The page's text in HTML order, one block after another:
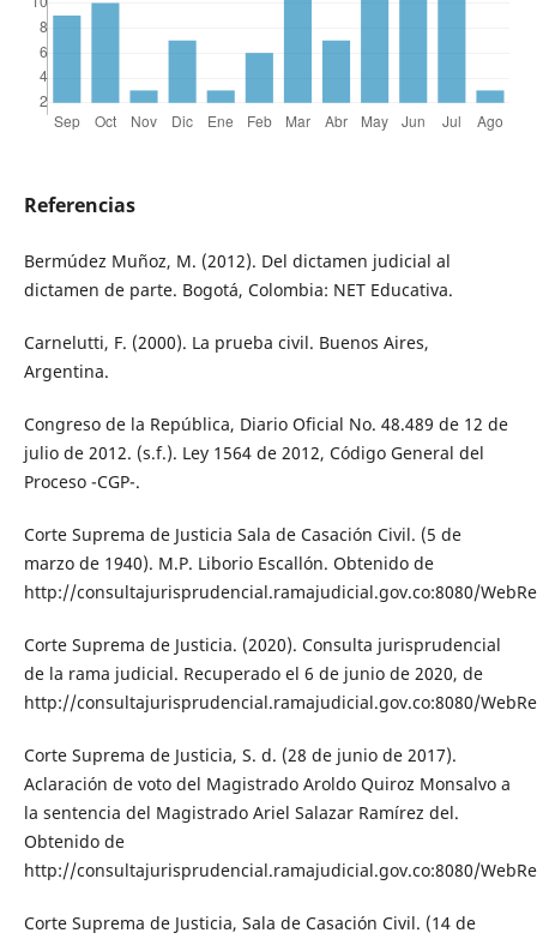
Referencias
Bermúdez Muñoz, M. (2012). Del dictamen judicial al
dictamen de parte. Bogotá, Colombia: NET Educativa.
Carnelutti, F. (2000). La prueba civil. Buenos Aires,
Argentina.
Congreso de la República, Diario Oficial No. 48.489 de 12 de
julio de 2012. (s.f.). Ley 1564 de 2012, Código General del
Proceso -CGP-.
Corte Suprema de Justicia Sala de Casación Civil. (5 de
marzo de 1940). M.P. Liborio Escallón. Obtenido de
http://consultajurisprudencial.ramajudicial.gov.co:8080/
Corte Suprema de Justicia. (2020). Consulta jurisprudencial
de la rama judicial. Recuperado el 6 de junio de 2020, de
http://consultajurisprudencial.ramajudicial.gov.co:8080/
Corte Suprema de Justicia, S. d. (28 de junio de 2017).
Aclaración de voto del Magistrado Aroldo Quiroz Monsalvo a
la sentencia del Magistrado Ariel Salazar Ramírez del.
Obtenido de
http://consultajurisprudencial.ramajudicial.gov.co:8080/
Corte Suprema de Justicia, Sala de Casación Civil. (14 de